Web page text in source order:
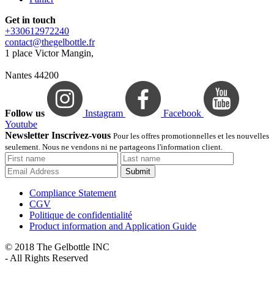
Get in touch
+330612972240
contact@thegelbottle.fr
1 place Victor Mangin,
Nantes 44200
Follow us Instagram
Facebook
Youtube
Newsletter Inscrivez-vous Pour les offres promotionnelles et les nouvelles
seulement. Nous ne vendons ni ne partageons l'information client.
Submit
Compliance Statement
CGV
Politique de confidentialité
Product information and Application Guide
© 2018 The Gelbottle INC
- All Rights Reserved